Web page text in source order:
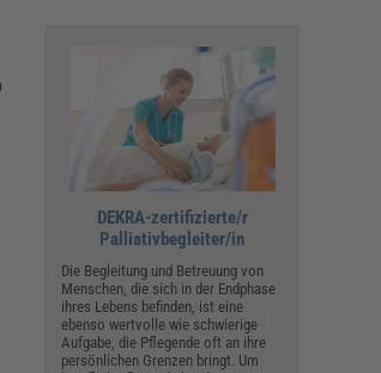
DEKRA-zertifizierte/r
Palliativbegleiter/in
Die Begleitung und Betreuung von
Menschen, die sich in der Endphase
ihres Lebens befinden, ist eine
ebenso wertvolle wie schwierige
Aufgabe, die Pflegende oft an ihre
persönlichen Grenzen bringt. Um